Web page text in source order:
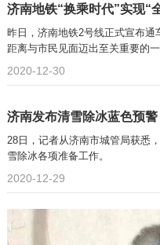
济南地铁“换乘时代”实现“
昨日，济南地铁2号线正式宣布通
距离与市民见面迈出至关重要的一
2020-12-30
济南发布清雪除冰蓝色预
28日，记者从济南市城管局获悉
雪除冰各项准备工作。
2020-12-29